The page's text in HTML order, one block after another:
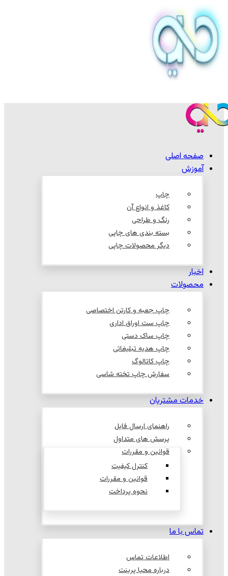
صفحه اصلی
آموزش
چاپ
کاغذ و انواع آن
رنگ و طراحی
بسته بندی های چاپی
دیگر محصولات چاپی
اخبار
محصولات
چاپ جعبه و کارتن اختصاصی
چاپ ست اوراق اداری
چاپ ساک دستی
چاپ هدیه تبلیغاتی
چاپ کاتالوگ
سفارش چاپ تخته شاسی
خدمات مشتریان
راهنمای ارسال فایل
پرسش های متداول
قوانین و مقررات
کنترل کیفیت
قوانین و مقررات
نحوه پرداخت
تماس با ما
اطلاعات تماس
درباره محیا پرینت